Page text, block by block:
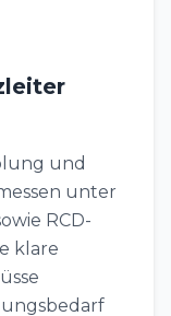
und
unter
RCD-
klare